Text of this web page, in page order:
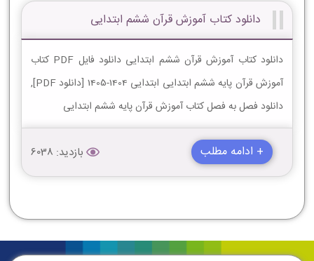
دانلود کتاب آموزش قرآن ششم ابتدایی
دانلود کتاب آموزش قرآن ششم ابتدایی دانلود فایل PDF کتاب
آموزش قرآن پایه ششم ابتدایی ابتدایی 1404-1405 [دانلود PDF],
دانلود فصل به فصل کتاب آموزش قرآن پایه ششم ابتدایی
+ ادامه مطلب بازدید: 6038